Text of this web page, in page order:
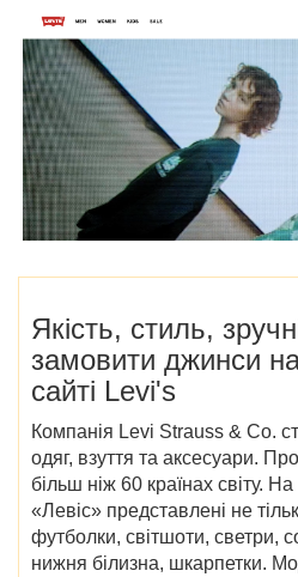
Якість, стиль,
замовити джинси
сайті Levi's
Компанія Levi Strauss & Co.
одяг, взуття та аксесуари.
більш ніж 60 країнах світу.
«Левіс» представлені не
футболки, світшоти, светри,
нижня білизна, шкарпетки.